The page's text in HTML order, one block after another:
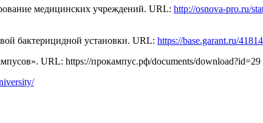
медицинских учреждений. URL: http://osnova-pro.ru/
бактерицидной установки. URL: https://base.garant.ru/
URL: https://прокампус.рф/documents/download?id=29